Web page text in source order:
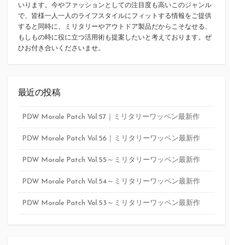
いります。今やファッションとしての注目度も高いこのジャンル
で、皆様一人一人のライフスタイルにフィットする情報をご提供
すると同時に、ミリタリーやアウトドア製品だからこそなせる、
もしもの時に役に立つ活用術も提案したいと考えております。ぜ
ひお付き合いくださいませ。
最近の投稿
PDW Morale Patch Vol.57｜ミリタリーワッペン最新作
PDW Morale Patch Vol.56｜ミリタリーワッペン最新作
PDW Morale Patch Vol.55～ミリタリーワッペン最新作
PDW Morale Patch Vol.54～ミリタリーワッペン最新作
PDW Morale Patch Vol.53～ミリタリーワッペン最新作